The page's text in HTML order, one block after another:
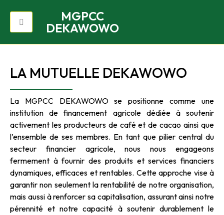
MGPCC
DEKAWOWO
LA MUTUELLE DEKAWOWO
La MGPCC DEKAWOWO se positionne comme une
institution de financement agricole dédiée à soutenir
activement les producteurs de café et de cacao ainsi que
l’ensemble de ses membres. En tant que pilier central du
secteur financier agricole, nous nous engageons
fermement à fournir des produits et services financiers
dynamiques, efficaces et rentables. Cette approche vise à
garantir non seulement la rentabilité de notre organisation,
mais aussi à renforcer sa capitalisation, assurant ainsi notre
pérennité et notre capacité à soutenir durablement le